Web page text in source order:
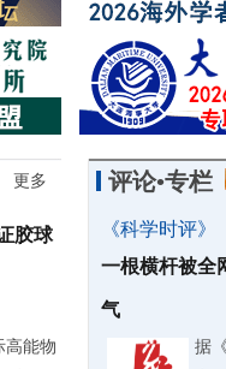
更多
胶球
高能物
评论•专栏
《科学时评》
一根横杆被全
气
据